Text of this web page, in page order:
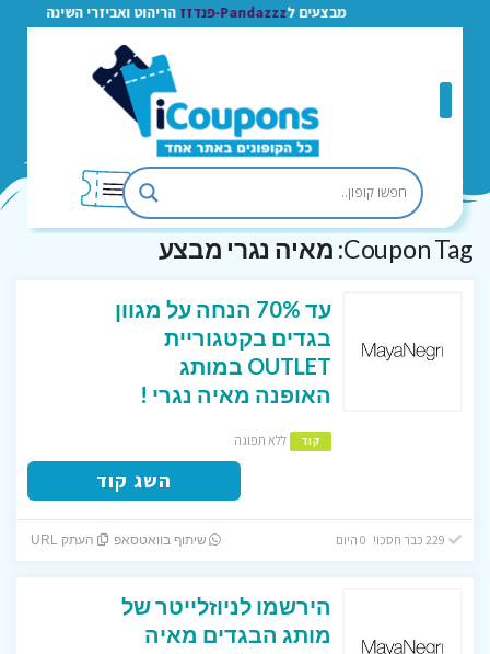
מבצעים לPandazzz-פנדזז הריהוט ואביזרי השינה
Coupon Tag: מאיה נגרי מבצע
עד 70% הנחה על מגוון
בגדים בקטגוריית
OUTLET במותג
האופנה מאיה נגרי !
קוד ללא תפוגה
השג קוד
שיתוף בוואטסאפ העתק URL
הירשמו לניוזלייטר של
מותג הבגדים מאיה